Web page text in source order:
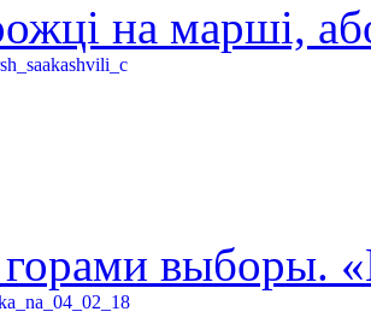
на марші,
горами выборы.